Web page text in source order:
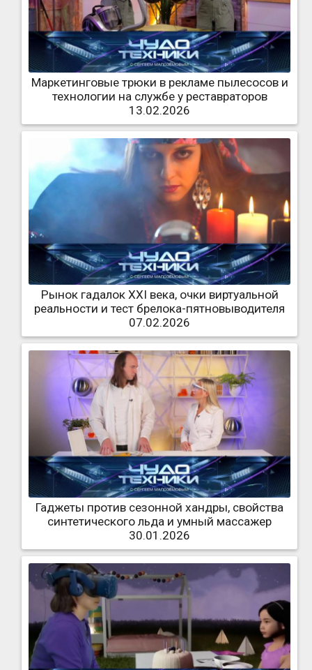
Маркетинговые трюки в рекламе пылесосов и
технологии на службе у реставраторов
13.02.2026
Рынок гадалок XXI века, очки виртуальной
реальности и тест брелока-пятновыводителя
07.02.2026
Гаджеты против сезонной хандры, свойства
синтетического льда и умный массажер
30.01.2026